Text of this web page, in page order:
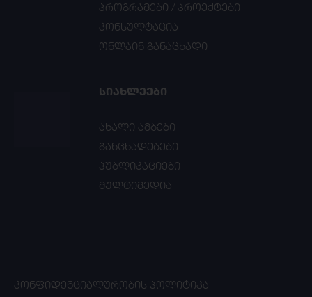
პროგრამები / პროექტები
კონსულტაცია
ონლაინ განაცხადი
ᲡᲘᲐᲮᲚᲔᲔᲑᲘ
ახალი ამბები
განცხადებები
პუბლიკაციები
მულტიმედია
ᲙᲝᲜᲤᲘᲓᲔᲜᲪᲘᲐᲚᲣᲠᲝᲑᲘᲡ ᲞᲝᲚᲘᲢᲘᲙᲐ